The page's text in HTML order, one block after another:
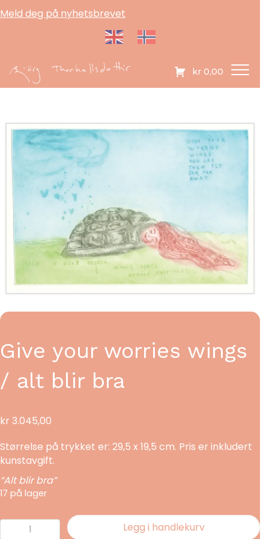
Meld deg på nyhetsbrevet
kr 0,00
Give your worries wings
/ alt blir bra
kr 3.045,00
Størrelse på trykket er: 29,5 x 19,5 cm. Pris er inkludert
kunstavgift.
“Alt blir bra”
17 på lager
Give
Legg i handlekurv